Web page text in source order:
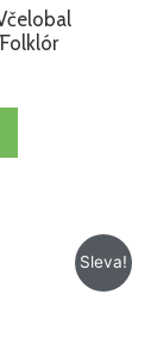
Sleva!